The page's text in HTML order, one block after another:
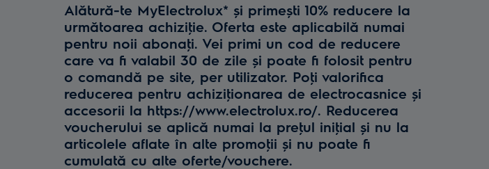
Alătură-te MyElectrolux* și primești 10% reducere la
următoarea achiziţie. Oferta este aplicabilă numai
pentru noii abonaţi. Vei primi un cod de reducere
care va fi valabil 30 de zile și poate fi folosit pentru
o comandă pe site, per utilizator. Poţi valorifica
reducerea pentru achiziţionarea de electrocasnice și
accesorii la https://www.electrolux.ro/. Reducerea
voucherului se aplică numai la preţul iniţial și nu la
articolele aflate în alte promoţii și nu poate fi
cumulată cu alte oferte/vouchere.